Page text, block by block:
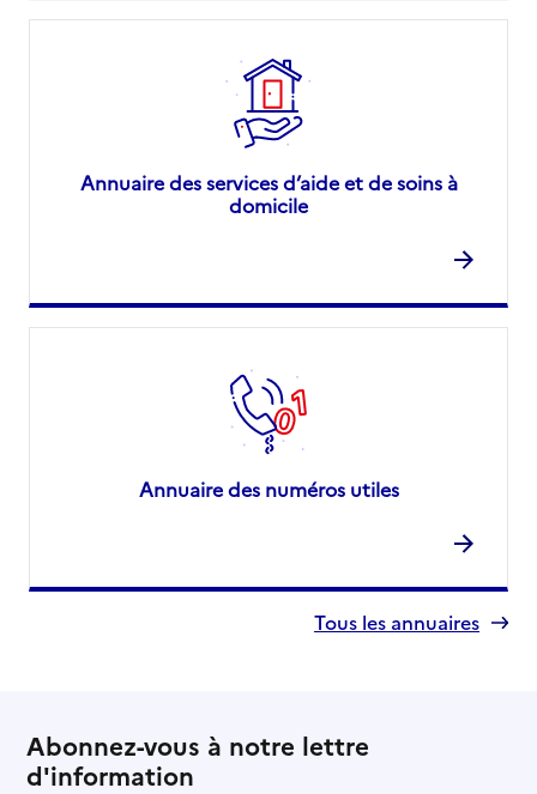
Annuaire des services d’aide et de soins à
domicile
Annuaire des numéros utiles
Tous les annuaires
Abonnez-vous à notre lettre
d'information